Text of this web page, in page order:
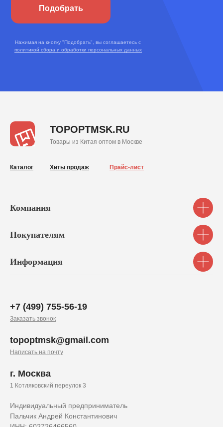
Подобрать
Нажимая на кнопку "Подобрать", вы соглашаетесь с
политикой сбора и обработки персональных данных
Каталог Хиты продаж Прайс-лист
TOPOPTMSK.RU
Товары из Китая оптом в Москве
Компания
Покупателям
Информация
Индивидуальный предприниматель
Пальчик Андрей Константинович
+7 (499) 755-56-19
Заказать звонок
topoptmsk@gmail.com
Написать на почту
г. Москва
1 Котляковский переулок 3